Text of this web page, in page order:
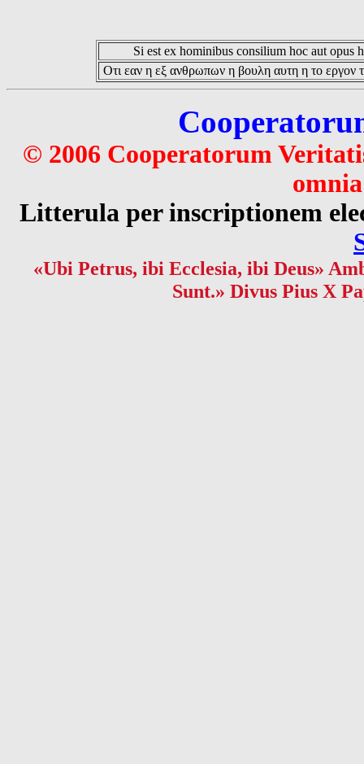
Si est ex hominibus consilium hoc aut opus
Οτι εαν η εξ ανθρωπων η βουλη αυτη η το εργον
© 2006 Cooperatorum
Litterula per inscriptionem
«Ubi Petrus, ibi Ecclesia, ibi Deus»
Sunt.» Divus Pius X